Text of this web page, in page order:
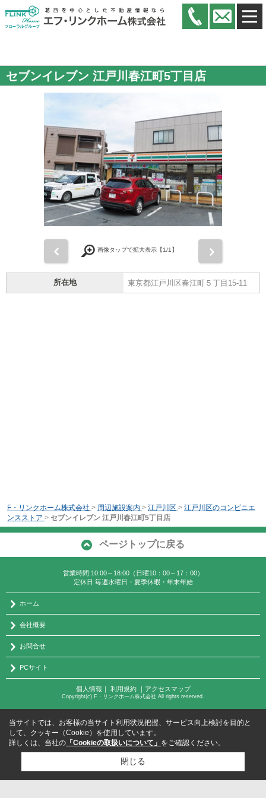
セブンイレブン 江戸川春江町5丁目店
画像タップで拡大表示【1/1】
所在地 東京都江戸川区春江町５丁目15-11
F・リンクホーム株式会社 > 周辺施設案内 > 江戸川区 > 江戸川区のコンビニエ
ンスストア > セブンイレブン 江戸川春江町5丁目店
ページトップに戻る
営業時間:10:00～18:00（日曜10：00～17：00）
定休日:毎週水曜日・夏季休暇・年末年始
ホーム
会社概要
お問合せ
PCサイト
個人情報 ｜ 利用規約｜ アクセスマップ
Copyright(c) F・リンクホーム株式会社 All rights reserved.
当サイトでは、お客様の当サイト利用状況把握、サービス向上検討を目的と
して、クッキー（Cookie）を使用しています。
詳しくは、当社の 「Cookieの取扱いについて」 をご確認ください。
閉じる